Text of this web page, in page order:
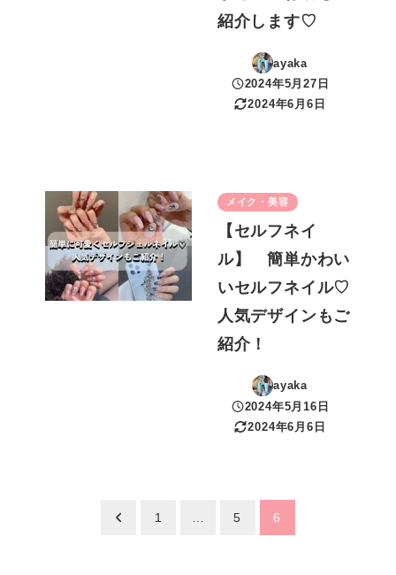
紹介します♡
ayaka
投稿日
2024年5月27日
更新日
2024年6月6日
メイク・美容
【セルフネイ
ル】 簡単かわい
いセルフネイル♡
人気デザインもご
紹介！
ayaka
投稿日
2024年5月16日
更新日
2024年6月6日
1 … 5 6